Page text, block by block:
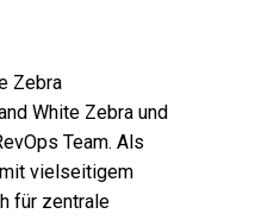
Zebra
White Zebra und
Team. Als
vielseitigem
für zentrale